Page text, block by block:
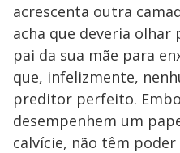
acrescenta outra
acha que deveria olhar
pai da sua mãe para
que, infelizmente,
preditor perfeito.
desempenhem um
calvície, não têm